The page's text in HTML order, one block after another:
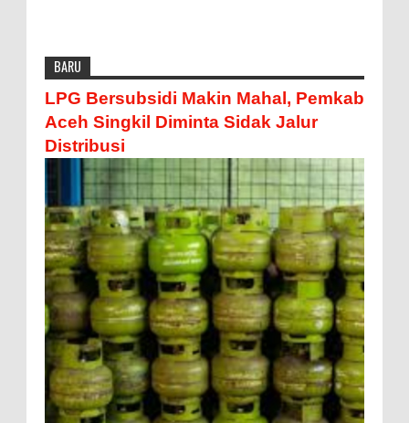
BARU
LPG Bersubsidi Makin Mahal, Pemkab
Aceh Singkil Diminta Sidak Jalur
Distribusi